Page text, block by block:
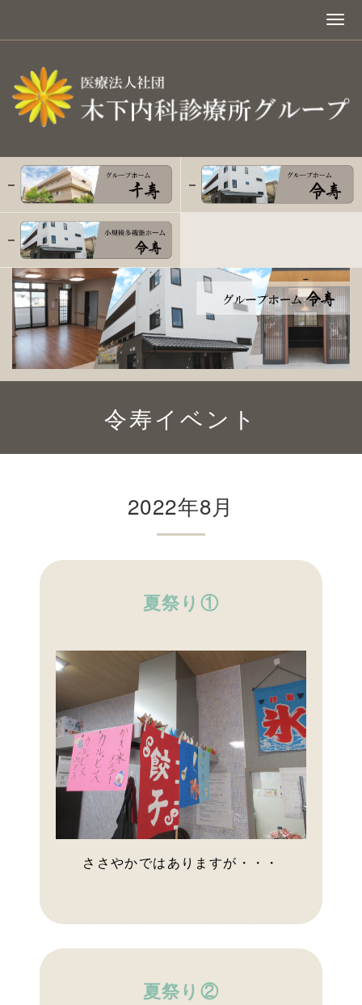
令寿イベント
2022年8月
夏祭り①
ささやかではありますが・・・
夏祭り②